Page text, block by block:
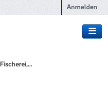
Anmelden